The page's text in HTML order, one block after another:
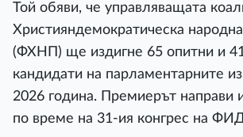
Той обяви, че управляващата
Християндемократическа
(ФХНП) ще издигне 65 опитни и
кандидати на парламентарните
2026 година. Премиерът направи
по време на 31-ия конгрес на